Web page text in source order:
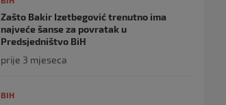
Zašto Bakir Izetbegović trenutno ima
najveće šanse za povratak u
Predsjedništvo BiH
prije 3 mjeseca
BIH